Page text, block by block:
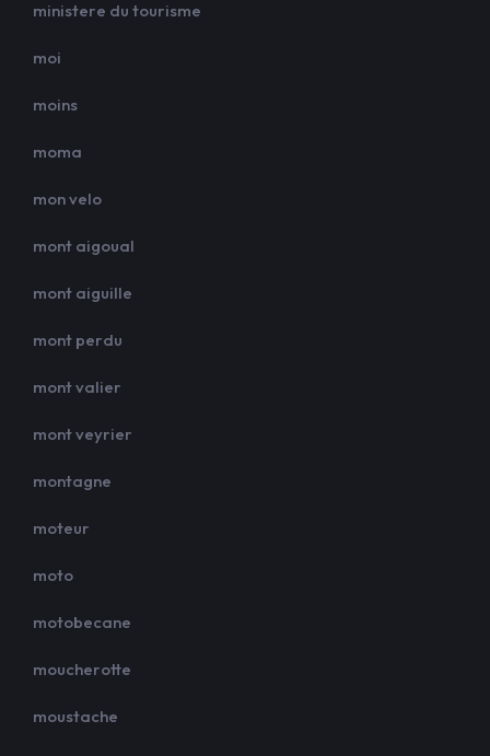
ministere du tourisme
moi
moins
moma
mon velo
mont aigoual
mont aiguille
mont perdu
mont valier
mont veyrier
montagne
moteur
moto
motobecane
moucherotte
moustache